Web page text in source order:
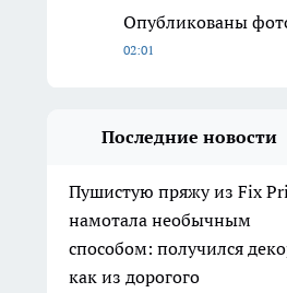
Опубликованы
02:01
Последние новости
Пушистую пряжу из Fix
намотала необычным
способом: получился
как из дорогого